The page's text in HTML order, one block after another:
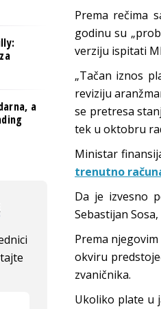
Prema rečima
godinu su
verziju ispitati
„Tačan iznos
reviziju
se pretresa
tek u oktobru
Ministar
trenutno
Da je izvesno
Sebastijan
Prema
okviru
zvaničnika.
Ukoliko plate u
a